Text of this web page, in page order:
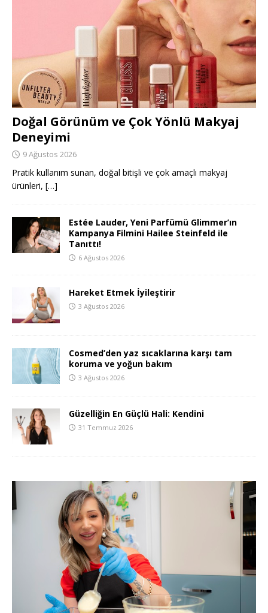
Doğal Görünüm ve Çok Yönlü Makyaj
Deneyimi
9 Ağustos 2026
Pratik kullanım sunan, doğal bitişli ve çok amaçlı makyaj
ürünleri, […]
Estée Lauder, Yeni Parfümü Glimmer’ın
Kampanya Filmini Hailee Steinfeld ile
Tanıttı!
6 Ağustos 2026
Hareket Etmek İyileştirir
3 Ağustos 2026
Cosmed’den yaz sıcaklarına karşı tam
koruma ve yoğun bakım
3 Ağustos 2026
Güzelliğin En Güçlü Hali: Kendini
31 Temmuz 2026